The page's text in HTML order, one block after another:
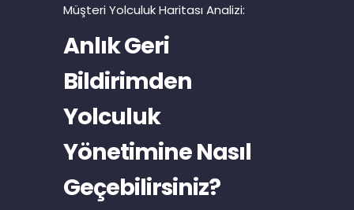
Müşteri Yolculuk Haritası Analizi:
Anlık Geri
Bildirimden
Yolculuk
Yönetimine Nasıl
Geçebilirsiniz?